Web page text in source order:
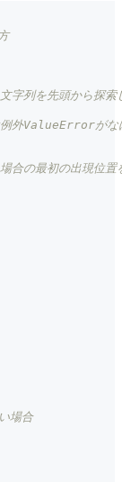
字列を先頭から探索
外ValueErrorがな
合の最初の出現位置
場合